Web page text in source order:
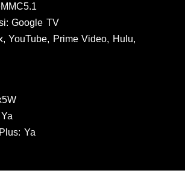
Google TV
YouTube, Prime Video, Hulu,
Ya